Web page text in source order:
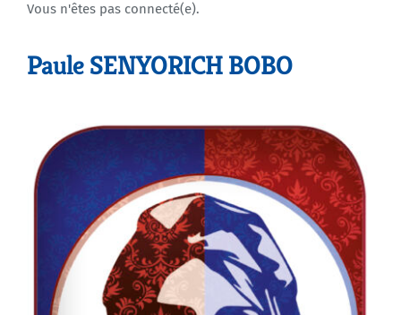
Agenda
Vous n'êtes pas connecté(e).
Paule SENYORICH BOBO